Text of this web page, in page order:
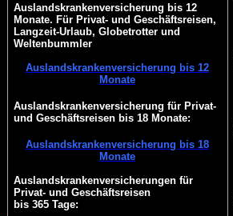
Auslandskrankenversicherung bis 12
Monate. Für Privat- und Geschäftsreisen,
Langzeit-Urlaub, Globetrotter und
Weltenbummler
Auslandskrankenversicherung bis 12
Monate
Auslandskrankenversicherung für Privat-
und Geschäftsreisen bis 18 Monate:
Auslandskrankenversicherung bis 18
Monate
Auslandskrankenversicherungen für
Privat- und Geschäftsreisen
bis 365 Tage: